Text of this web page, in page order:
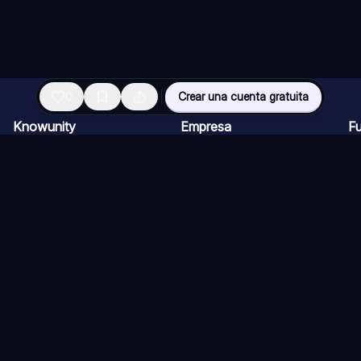
Crear una cuenta gratuita
Knowunity Empresa